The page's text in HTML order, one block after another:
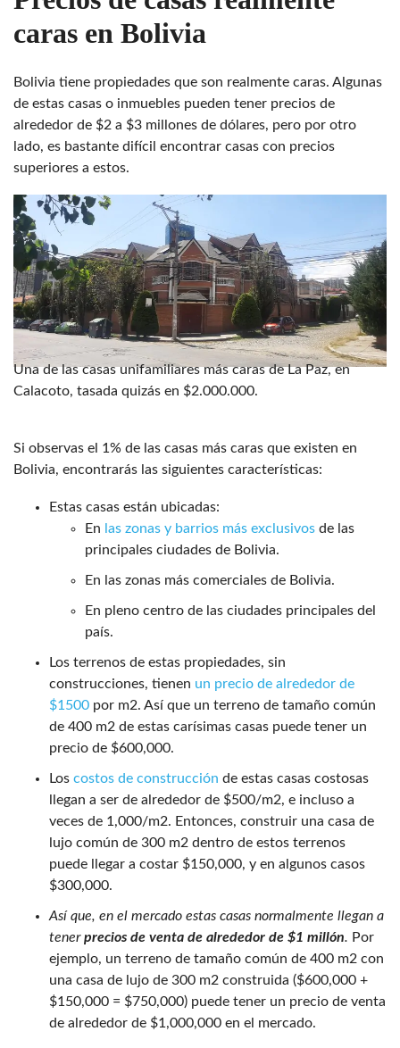
caras en Bolivia
Bolivia tiene propiedades que son realmente caras. Algunas
de estas casas o inmuebles pueden tener precios de
alrededor de $2 a $3 millones de dólares, pero por otro
lado, es bastante difícil encontrar casas con precios
superiores a estos.
Una de las casas unifamiliares más caras de La Paz, en
Calacoto, tasada quizás en $2.000.000.
Si observas el 1% de las casas más caras que existen en
Bolivia, encontrarás las siguientes características:
Estas casas están ubicadas:
En las zonas y barrios más exclusivos de las
principales ciudades de Bolivia.
En las zonas más comerciales de Bolivia.
En pleno centro de las ciudades principales del
país.
Los terrenos de estas propiedades, sin
construcciones, tienen un precio de alrededor de
$1500 por m2. Así que un terreno de tamaño común
de 400 m2 de estas carísimas casas puede tener un
precio de $600,000.
Los costos de construcción de estas casas costosas
llegan a ser de alrededor de $500/m2, e incluso a
veces de 1,000/m2. Entonces, construir una casa de
lujo común de 300 m2 dentro de estos terrenos
puede llegar a costar $150,000, y en algunos casos
$300,000.
Así que, en el mercado estas casas normalmente llegan a
tenerprecios de venta de alrededor de $1 millón. Por
ejemplo, un terreno de tamaño común de 400 m2 con
una casa de lujo de 300 m2 construida ($600,000 +
$150,000 = $750,000) puede tener un precio de venta
de alrededor de $1,000,000 en el mercado.